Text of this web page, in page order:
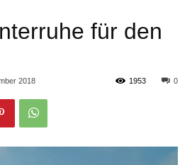
für den
2018 0
1953